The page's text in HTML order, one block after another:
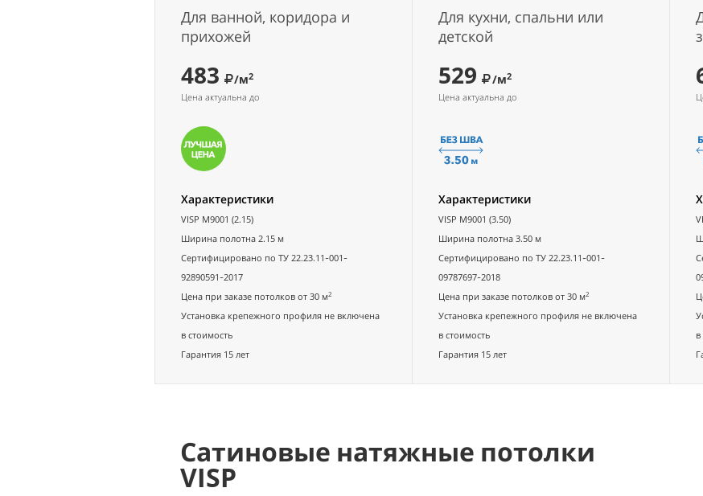
Для ванной, коридора и
прихожей
483 /м2
Цена актуальна до
Характеристики
VISP M9001 (2.15)
Ширина полотна 2.15 м
Сертифицировано по ТУ 22.23.11-001-
92890591-2017
Цена при заказе потолков от 30 м2
Установка крепежного профиля не включена
в стоимость
Гарантия 15 лет
Для кухни, спальни или
детской
529 /м2
Цена актуальна до
Характеристики
VISP M9001 (3.50)
Ширина полотна 3.50 м
Сертифицировано по ТУ 22.23.11-001-
09787697-2018
Цена при заказе потолков от 30 м2
Установка крепежного профиля не включена
в стоимость
Гарантия 15 лет
Сатиновые натяжные потолки
VISP